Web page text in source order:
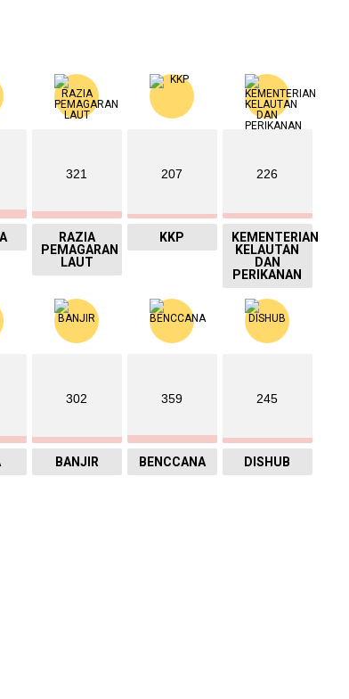
321
RAZIA
PEMAGARAN
LAUT
207
KKP
226
KEMENTERIAN
KELAUTAN
DAN
PERIKANAN
302
BANJIR
359
BENCCANA
245
DISHUB